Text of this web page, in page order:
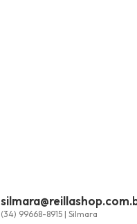
(34) 99668-8915 | Silmara